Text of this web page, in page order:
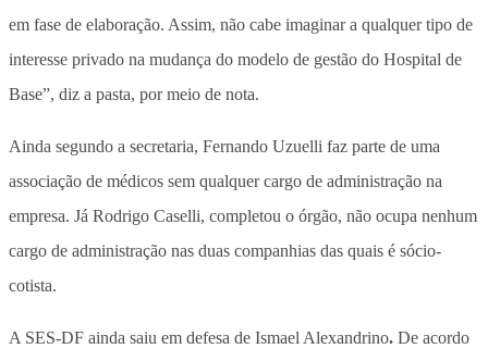
em fase de elaboração. Assim, não cabe imaginar a qualquer tipo de
interesse privado na mudança do modelo de gestão do Hospital de
Base”, diz a pasta, por meio de nota.
Ainda segundo a secretaria, Fernando Uzuelli faz parte de uma
associação de médicos sem qualquer cargo de administração na
empresa. Já Rodrigo Caselli, completou o órgão, não ocupa nenhum
cargo de administração nas duas companhias das quais é sócio-
cotista.
A SES-DF ainda saiu em defesa de Ismael Alexandrino. De acordo